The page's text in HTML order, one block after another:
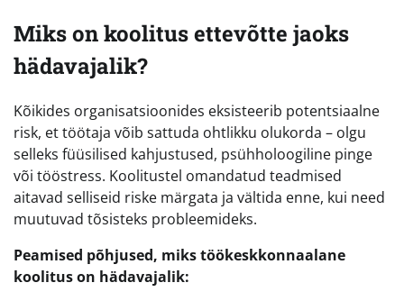
Miks on koolitus ettevõtte jaoks
hädavajalik?
Kõikides organisatsioonides eksisteerib potentsiaalne
risk, et töötaja võib sattuda ohtlikku olukorda – olgu
selleks füüsilised kahjustused, psühholoogiline pinge
või tööstress. Koolitustel omandatud teadmised
aitavad selliseid riske märgata ja vältida enne, kui need
muutuvad tõsisteks probleemideks.
Peamised põhjused, miks töökeskkonnaalane
koolitus on hädavajalik: